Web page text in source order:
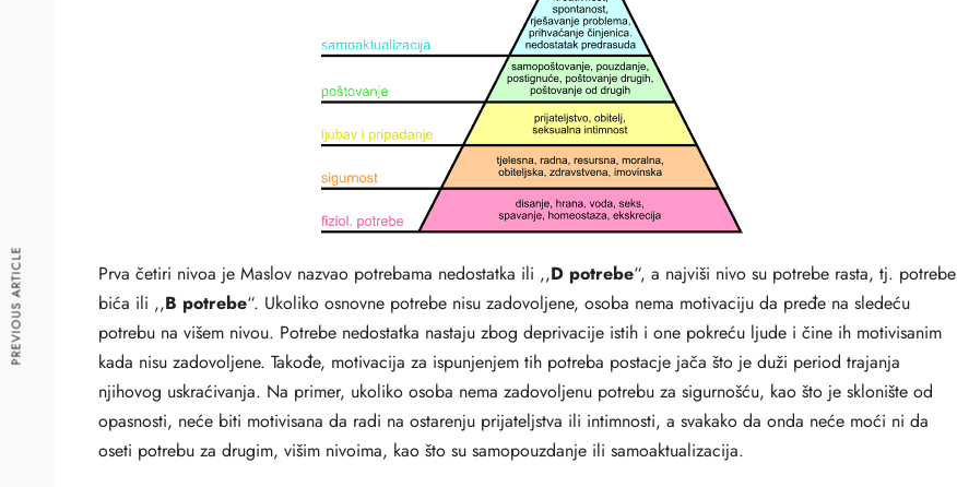
Prva četiri nivoa je Maslov nazvao potrebama nedostatka ili ,,D potrebe“, a najviši nivo su potrebe rasta, tj. potrebe
bića ili ,,B potrebe“. Ukoliko osnovne potrebe nisu zadovoljene, osoba nema motivaciju da pređe na sledeću
potrebu na višem nivou. Potrebe nedostatka nastaju zbog deprivacije istih i one pokreću ljude i čine ih motivisanim
kada nisu zadovoljene. Takođe, motivacija za ispunjenjem tih potreba postacje jača što je duži period trajanja
njihovog uskraćivanja. Na primer, ukoliko osoba nema zadovoljenu potrebu za sigurnošću, kao što je sklonište od
opasnosti, neće biti motivisana da radi na ostarenju prijateljstva ili intimnosti, a svakako da onda neće moći ni da
oseti potrebu za drugim, višim nivoima, kao što su samopouzdanje ili samoaktualizacija.
PREVIOUS ARTICLE